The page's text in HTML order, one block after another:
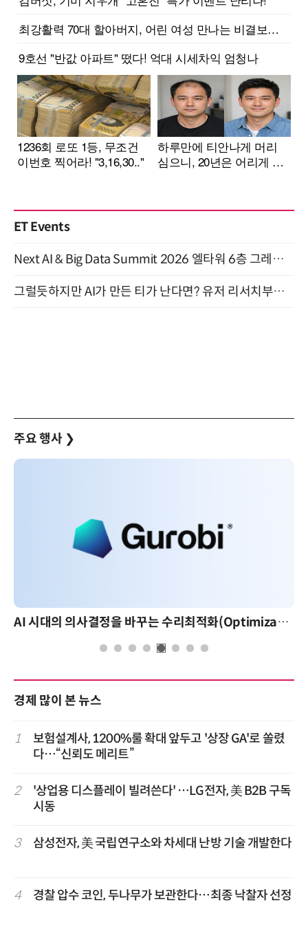
ET Events
Next AI & Big Data Summit 2026 엘타워 6층 그레이스홀 개최 (9/18)
그럴듯하지만 AI가 만든 티가 난다면? 유저 리서치부터 배포까지! (9/15)
주요 행사 ❯
AI 시대의 의사결정을 바꾸는 수리최적화(Optimization): 실제 산업 적용 사례와 활용 전략
경제 많이 본 뉴스
1
보험설계사, 1200%룰 확대 앞두고 '상장 GA'로 쏠렸
다…“신뢰도 메리트”
2
'상업용 디스플레이 빌려쓴다' …LG전자, 美 B2B 구독
시동
3 삼성전자, 美 국립연구소와 차세대 난방 기술 개발한다
4 경찰 압수 코인, 두나무가 보관한다…최종 낙찰자 선정